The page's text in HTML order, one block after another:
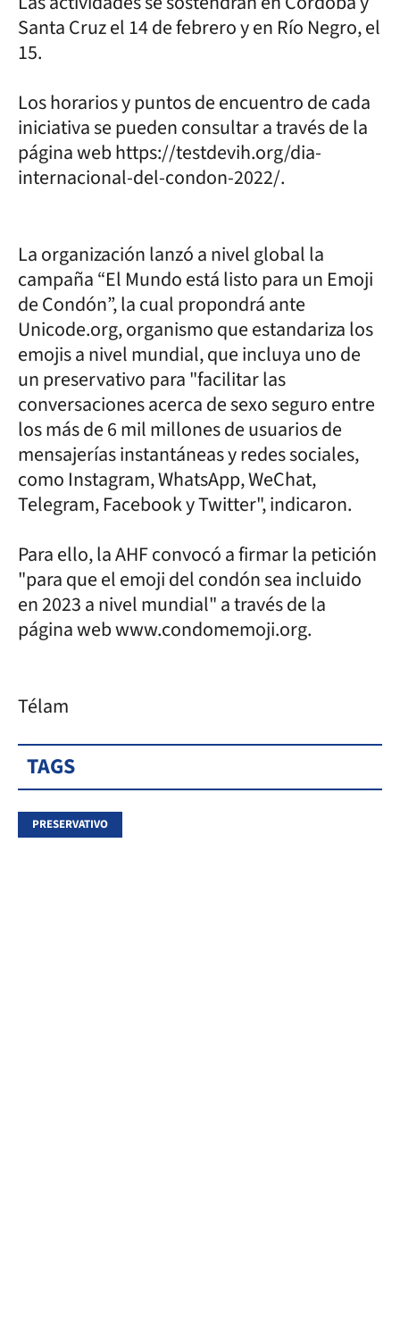
Santa Cruz el 14 de febrero y en Río Negro, el
15.
Los horarios y puntos de encuentro de cada
iniciativa se pueden consultar a través de la
página web https://testdevih.org/dia-
internacional-del-condon-2022/.
La organización lanzó a nivel global la
campaña “El Mundo está listo para un Emoji
de Condón”, la cual propondrá ante
Unicode.org, organismo que estandariza los
emojis a nivel mundial, que incluya uno de
un preservativo para "facilitar las
conversaciones acerca de sexo seguro entre
los más de 6 mil millones de usuarios de
mensajerías instantáneas y redes sociales,
como Instagram, WhatsApp, WeChat,
Telegram, Facebook y Twitter", indicaron.
Para ello, la AHF convocó a firmar la petición
"para que el emoji del condón sea incluido
en 2023 a nivel mundial" a través de la
página web www.condomemoji.org.
Télam
TAGS
PRESERVATIVO